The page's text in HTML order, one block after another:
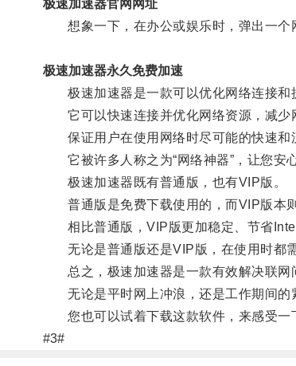
极速加速器官网网址
想象一下，在办公或娱乐时，弹出一个
极速加速器永久免费加速
极速加速器是一款可以优化网络连接和
它可以快速连接并优化网络资源，减少
保证用户在使用网络时尽可能的快速和
它被许多人称之为“网络神器”，让您安心
极速加速器既有普通版，也有VIP版。
普通版是免费下载使用的，而VIP版本则
相比普通版，VIP版更加稳定、节省
无论是普通版还是VIP版，在使用时都需
总之，极速加速器是一款有效解决联网
无论是平时网上冲浪，还是工作期间的
您也可以试着下载这款软件，来感受一
#3#